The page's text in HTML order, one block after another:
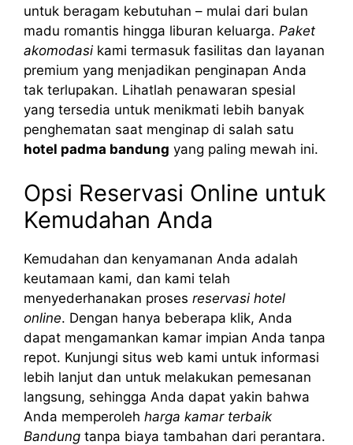
untuk beragam kebutuhan – mulai dari bulan
madu romantis hingga liburan keluarga. Paket
akomodasikami termasuk fasilitas dan layanan
premium yang menjadikan penginapan Anda
tak terlupakan. Lihatlah penawaran spesial
yang tersedia untuk menikmati lebih banyak
penghematan saat menginap di salah satu
hotel padma bandung yang paling mewah ini.
Opsi Reservasi Online untuk
Kemudahan Anda
Kemudahan dan kenyamanan Anda adalah
keutamaan kami, dan kami telah
menyederhanakan proses reservasi hotel
online. Dengan hanya beberapa klik, Anda
dapat mengamankan kamar impian Anda tanpa
repot. Kunjungi situs web kami untuk informasi
lebih lanjut dan untuk melakukan pemesanan
langsung, sehingga Anda dapat yakin bahwa
Anda memperoleh harga kamar terbaik
Bandung tanpa biaya tambahan dari perantara.